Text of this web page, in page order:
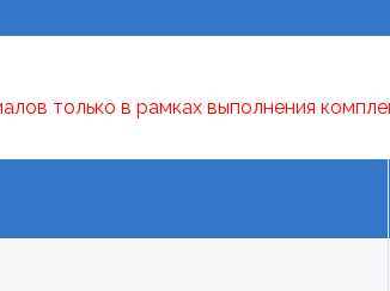
только в рамках выполнения